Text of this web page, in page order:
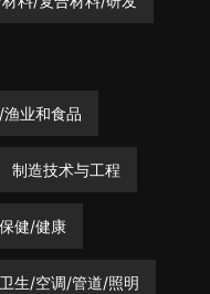
业和食品
制造技术与工程
健/健康
卫生/空调/管道/照明